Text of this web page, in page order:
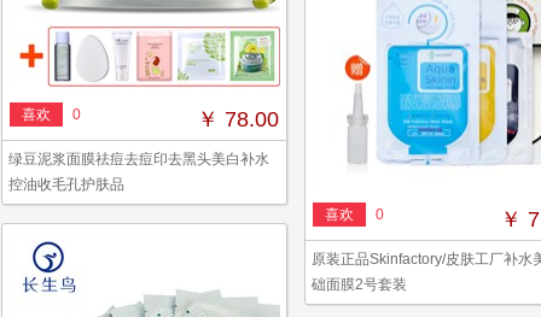
喜欢 0 ￥ 78.00
绿豆泥浆面膜祛痘去痘印去黑头美白补水
控油收毛孔护肤品
喜欢
0 ￥
原装正品Skinfactory/皮肤工厂补水
础面膜2号套装